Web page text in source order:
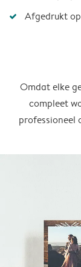
Afgedrukt
Omdat elke
compleet
professioneel